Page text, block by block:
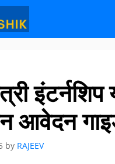
आवेदन
by RAJEEV